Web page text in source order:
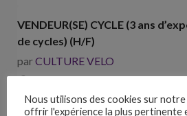
VENDEUR(SE) CYCLE (3 ans
de cycles) (H/F)
parCULTURE VELO
Nous utilisons des cookies sur
offrir l'expérience la plus pertinente